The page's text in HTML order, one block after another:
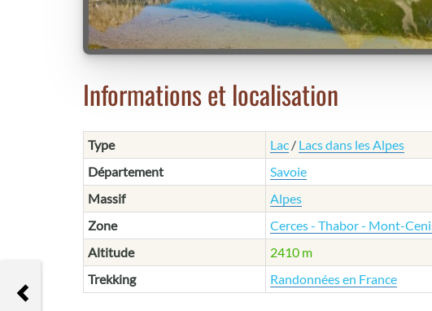
Informations et localisation
Type Lac / Lacs dans les Alpes
Département
Savoie
Massif
Alpes
Zone
Cerces - Thabor - Mont-
Altitude
2410 m
Trekking
Randonnées en France
Tête Chevalière